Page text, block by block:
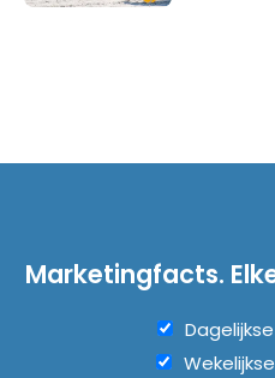
Marketingfacts.